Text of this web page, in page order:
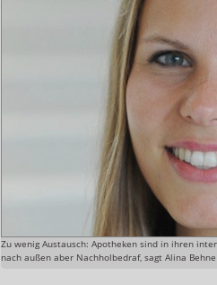
Zu wenig Austausch: Apotheken sind in ihren
nach außen aber Nachholbedraf, sagt Alina